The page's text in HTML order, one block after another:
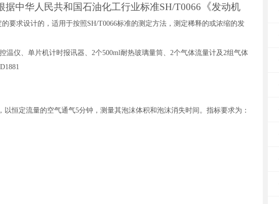
据中华人民共和国石油化工行业标准SH/T0066 《发动机
的要求设计的，适用于按照SH/T0066标准的测定方法，测定稀释的或浓缩的发
温仪、单片机计时报讯器、2个500ml耐热玻璃量筒、2个气体流量计及2组气体
以恒定流量的空气通气5分钟，测量其泡沫体积和泡沫消失时间。指标要求为：